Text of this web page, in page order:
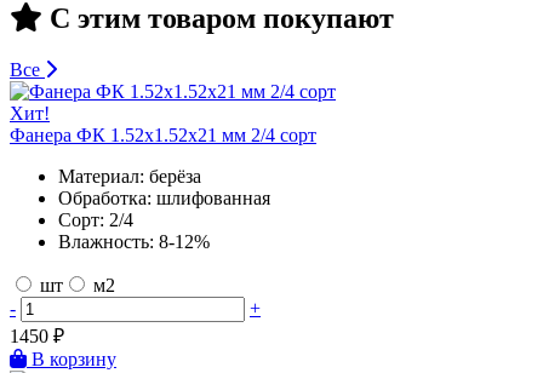
С этим товаром покупают
Все
Хит!
Фанера ФК 1.52х1.52х21 мм 2/4 сорт
Материал: берёза
Обработка: шлифованная
Сорт: 2/4
Влажность: 8-12%
шт
м2
-
+
1450 ₽
В корзину